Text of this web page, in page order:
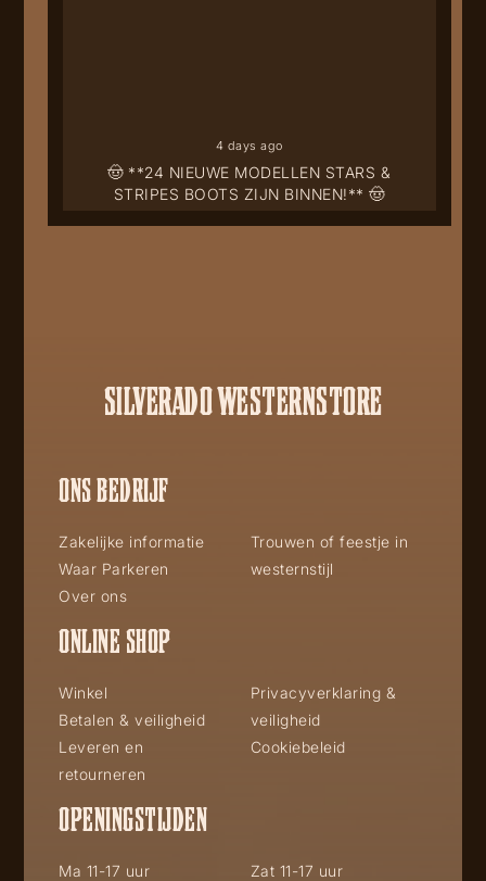
🤠 **24 NIEUWE MODELLEN STARS &
STRIPES BOOTS ZIJN BINNEN!** 🤠
4 days ago
SILVERADO WESTERNSTORE
ONS BEDRIJF
Zakelijke informatie
Waar Parkeren
Over ons
Trouwen of feestje in
westernstijl
ONLINE SHOP
Winkel
Betalen & veiligheid
Leveren en
retourneren
Privacyverklaring &
veiligheid
Cookiebeleid
OPENINGSTIJDEN
Ma 11-17 uur
Zat 11-17 uur